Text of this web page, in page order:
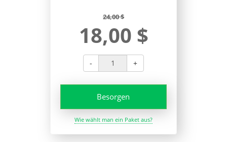
24,00 $
18,00 $
- +
Besorgen
Wie wählt man ein Paket aus?